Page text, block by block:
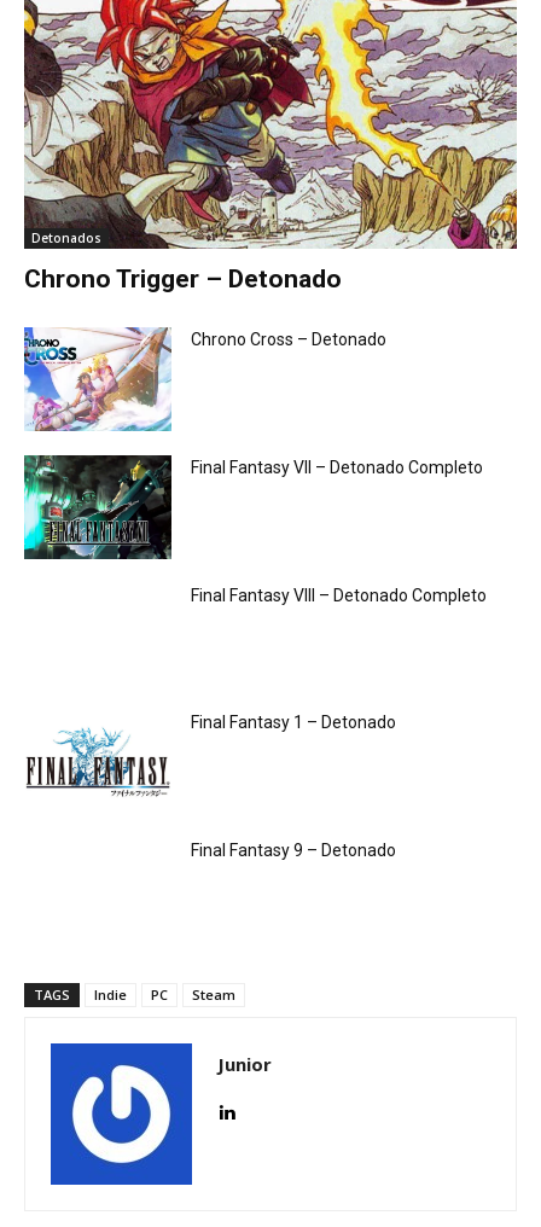
Detonados
Chrono Trigger – Detonado
Chrono Cross – Detonado
Final Fantasy VII – Detonado Completo
Final Fantasy VIII – Detonado Completo
Final Fantasy 1 – Detonado
Final Fantasy 9 – Detonado
TAGS Indie PC Steam
Junior